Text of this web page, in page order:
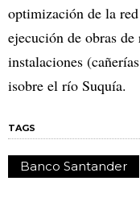
optimización de la
ejecución de obras
instalaciones
isobre el río Suquía.
TAGS
Banco Santander